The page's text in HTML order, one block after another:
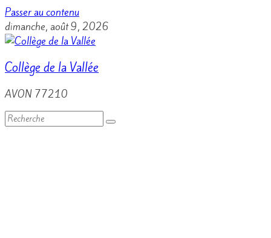
Passer au contenu
dimanche, août 9, 2026
Collège de la Vallée
AVON 77210